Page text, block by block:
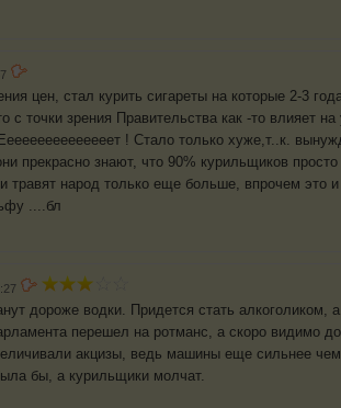
цен, стал курить сигареты на которые 2-3
с точки зрения Правительства как -то влияет
! Стало только хуже,т..к.
прекрасно знают, что 90% курильщиков
травят народ только еще больше, впрочем это
....бл
дороже водки. Придется стать
перешел на ротманс, а скоро видимо
акцизы, ведь машины еще сильнее
бы, а курильщики молчат.